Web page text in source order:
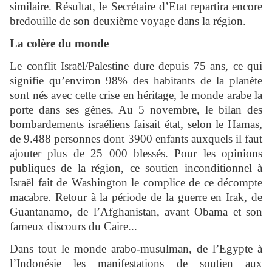
similaire. Résultat, le Secrétaire d’Etat repartira encore
bredouille de son deuxième voyage dans la région.
La colère du monde
Le conflit Israël/Palestine dure depuis 75 ans, ce qui
signifie qu’environ 98% des habitants de la planète
sont nés avec cette crise en héritage, le monde arabe la
porte dans ses gènes. Au 5 novembre, le bilan des
bombardements israéliens faisait état, selon le Hamas,
de 9.488 personnes dont 3900 enfants auxquels il faut
ajouter plus de 25 000 blessés. Pour les opinions
publiques de la région, ce soutien inconditionnel à
Israël fait de Washington le complice de ce décompte
macabre. Retour à la période de la guerre en Irak, de
Guantanamo, de l’Afghanistan, avant Obama et son
fameux discours du Caire...
Dans tout le monde arabo-musulman, de l’Egypte à
l’Indonésie les manifestations de soutien aux